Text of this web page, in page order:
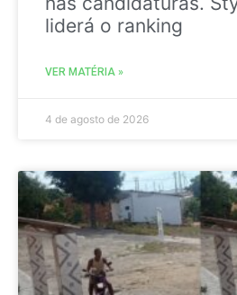
liderá o ranking
VER MATÉRIA »
4 de agosto de 2026